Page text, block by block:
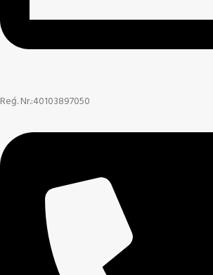
Reģ. Nr.:40103897050